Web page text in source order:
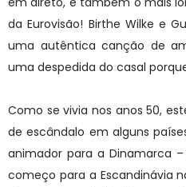
da Eurovisão! Birthe Wilke e
uma autêntica canção de
uma despedida do casal
Como se vivia nos anos 50,
de escândalo em alguns
animador para a Dinamarca
começo para a Escandinávia